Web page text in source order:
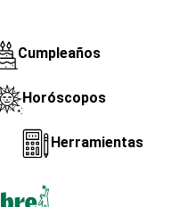
Cumpleaños
Horóscopos
Herramientas